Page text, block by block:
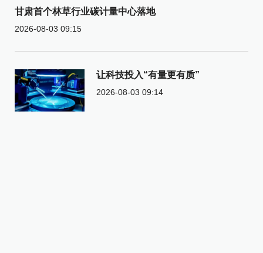
甘肃首个林草行业碳计量中心落地
2026-08-03 09:15
让科技投入“有量更有质”
2026-08-03 09:14